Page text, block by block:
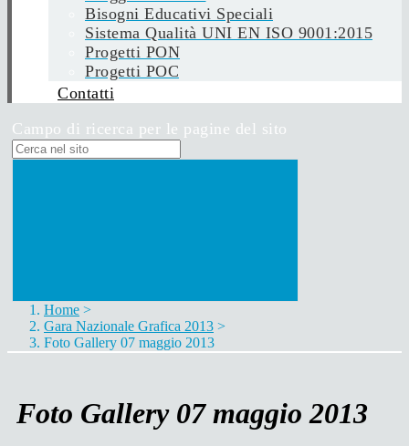
Bisogni Educativi Speciali
Sistema Qualità UNI EN ISO 9001:2015
Progetti PON
Progetti POC
Contatti
Campo di ricerca per le pagine del sito
Home >
Gara Nazionale Grafica 2013 >
Foto Gallery 07 maggio 2013
Foto Gallery 07 maggio 2013